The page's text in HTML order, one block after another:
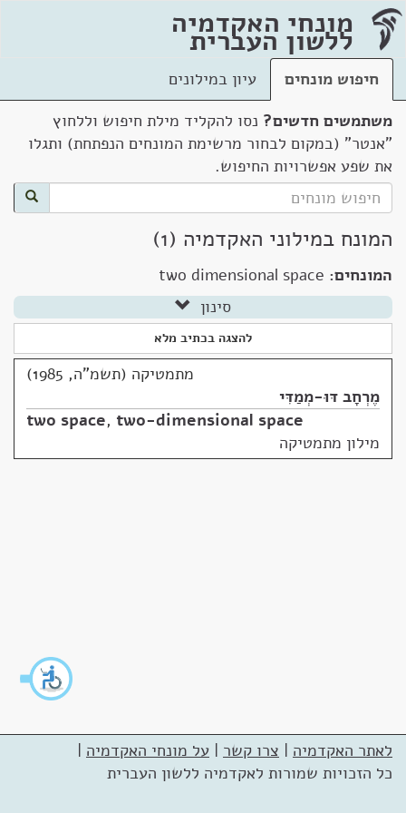
מונחי האקדמיה
ללשון העברית
חיפוש מונחים
עיון במילונים
משתמשים חדשים? נסו להקליד מילת חיפוש וללחוץ
"אנטר" (במקום לבחור מרשימת המונחים הנפתחת) ותגלו
את שפע אפשרויות החיפוש.
המונח במילוני האקדמיה (1)
המונחים: two dimensional space
סינון
להצגה בכתיב מלא
מתמטיקה (תשמ"ה, 1985)
מֶרְחָב דּוּ-מְמַדִּי
two space, two-dimensional space
מילון מתמטיקה
לאתר האקדמיה | צרו קשר | על מונחי האקדמיה |
כל הזכויות שמורות לאקדמיה ללשון העברית